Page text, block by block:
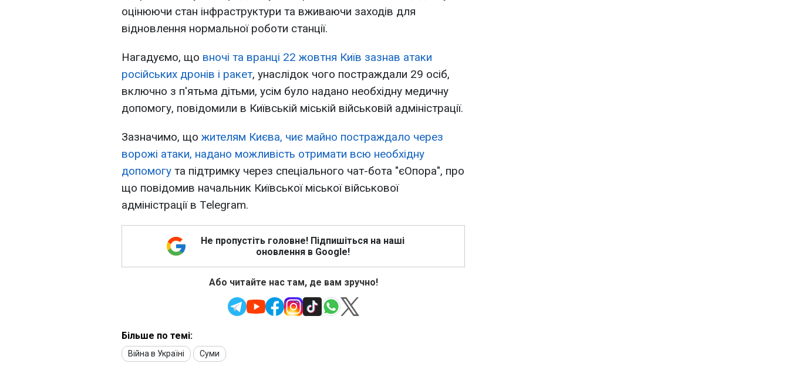
оцінюючи стан інфраструктури та вживаючи заходів для
відновлення нормальної роботи станції.
Нагадуємо, що вночі та вранці 22 жовтня Київ зазнав атаки
російських дронів і ракет, унаслідок чого постраждали 29 осіб,
включно з п'ятьма дітьми, усім було надано необхідну медичну
допомогу, повідомили в Київській міській військовій адміністрації.
Зазначимо, що жителям Києва, чиє майно постраждало через
ворожі атаки, надано можливість отримати всю необхідну
допомогу та підтримку через спеціального чат-бота "єОпора", про
що повідомив начальник Київської міської військової
адміністрації в Telegram.
Не пропустіть головне! Підпишіться на наші
оновлення в Google!
Або читайте нас там, де вам зручно!
Більше по темі:
Війна в Україні Суми